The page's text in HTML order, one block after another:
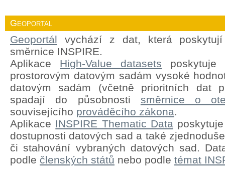
Geoportal
Geoportál vychází z dat, která
směrnice INSPIRE.
Aplikace High-Value datasets
prostorovým datovým sadám vysoké
datovým sadám (včetně prioritních dat
spadají do působnosti směrnice o
souvisejícího prováděcího zákona.
Aplikace INSPIRE Thematic Dataposkytuje
dostupnosti datových sad a také
či stahování vybraných datových sad.
podle členských států nebo podle témat